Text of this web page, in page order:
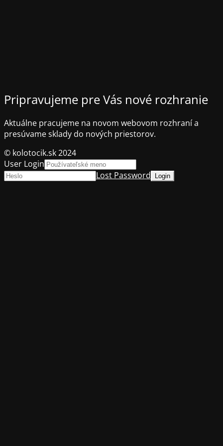
Pripravujeme pre Vás nové rozhranie
Aktuálne pracujeme na novom webovom rozhraní a
presúvame sklady do nových priestorov.
© kolotocik.sk 2024
User Login
Lost Password